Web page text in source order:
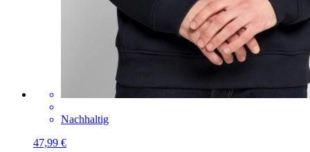
Nachhaltig
47,99 €